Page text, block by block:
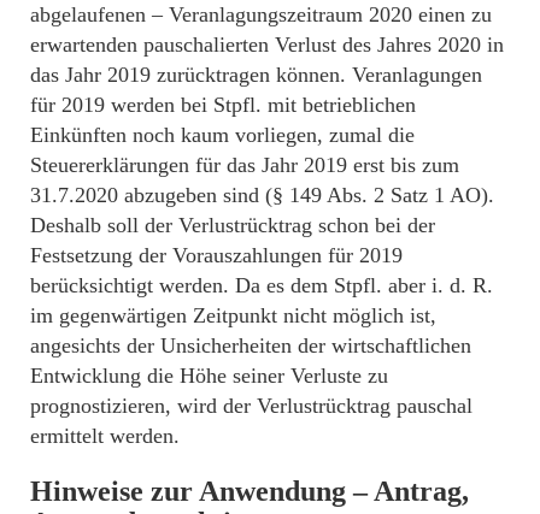
abgelaufenen – Veranlagungszeitraum 2020 einen zu
erwartenden pauschalierten Verlust des Jahres 2020 in
das Jahr 2019 zurücktragen können. Veranlagungen
für 2019 werden bei Stpfl. mit betrieblichen
Einkünften noch kaum vorliegen, zumal die
Steuererklärungen für das Jahr 2019 erst bis zum
31.7.2020 abzugeben sind (§ 149 Abs. 2 Satz 1 AO).
Deshalb soll der Verlustrücktrag schon bei der
Festsetzung der Vorauszahlungen für 2019
berücksichtigt werden. Da es dem Stpfl. aber i. d. R.
im gegenwärtigen Zeitpunkt nicht möglich ist,
angesichts der Unsicherheiten der wirtschaftlichen
Entwicklung die Höhe seiner Verluste zu
prognostizieren, wird der Verlustrücktrag pauschal
ermittelt werden.
Hinweise zur Anwendung – Antrag,